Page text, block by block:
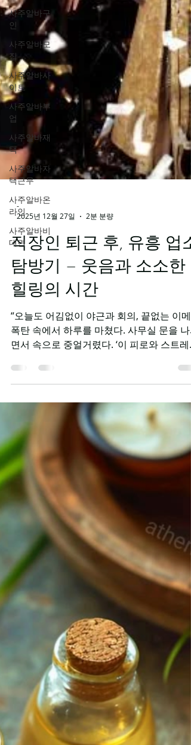
사주알바구
인
사주알바모
집
사주알바사
이트
사주알바부
업
사주알바재
택
사주알바자
택근무
사주알바온
라인
사주알바비
대면
-
2025년 12월 27일
2분 분량
직장인 퇴근 후, 유흥 업소
탐방기 – 웃음과 소소한
힐링의 시간
“오늘도 어김없이 야근과 회의, 끝없는 이메
폭탄 속에서 하루를 마쳤다. 사무실 문을 나
면서 속으로 중얼거렸다. ‘이 피로와 스트레
어디서 좀 풀 수 있을까?’ 평소라면 집에 돌아
가 침대와 전쟁을 벌이며 잠들겠지만, 오늘은
조금 다른 계획이 있었다. 바로 퇴근 후 유흥
업소 탐방 . 직장인 처음 발을 들이는 순간, 나
는 솔직히 살짝 긴장했다. ‘여긴 어떤 분위기
까, 내가 잘 어울릴까’라는 생각과 ‘ 오늘 하루
진짜 힐링될까 ?’라는 기대가 섞였다. 하지만
문을 열고 들어서는 순간, 그 긴장감은 곧 웃
으로 바뀌었다. 은은한 음악과 밝은 조명, 그
고 활기찬 분위기가 내 피로를 한 번에 날려
렸다. 카운터에서 맞아주는 직원들의 친절한
인사에, 나는 속으로 ‘아, 오늘 하루는 망치지
않겠구나’라는 생각을 했다. 이어서 자리에
으니, 술잔과 가벼운 대화가 시작되었다. 평
업무 중에는 상상도 못할 자유로운 분위기 속
에서, 나도 모르게 웃음